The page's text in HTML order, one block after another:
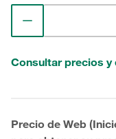
Consultar precios
Precio de Web